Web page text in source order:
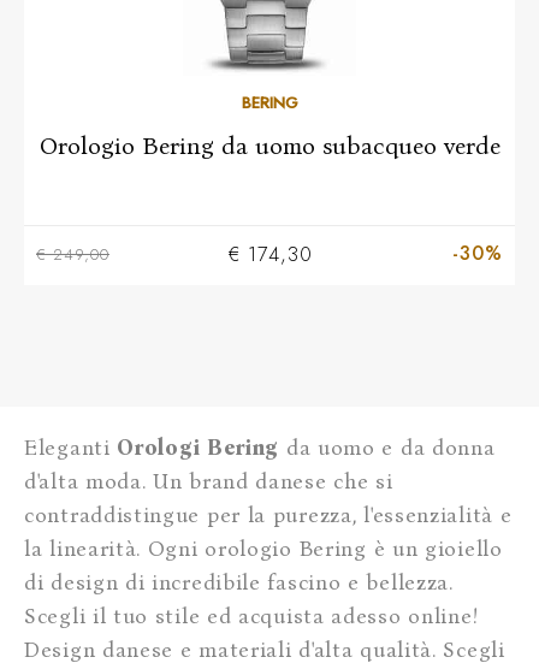
BERING
Orologio Bering da uomo subacqueo verde
€ 249,00 € 174,30 -30%
Eleganti Orologi Bering da uomo e da donna
d'alta moda. Un brand danese che si
contraddistingue per la purezza, l'essenzialità e
la linearità. Ogni orologio Bering è un gioiello
di design di incredibile fascino e bellezza.
Scegli il tuo stile ed acquista adesso online!
Design danese e materiali d'alta qualità. Scegli